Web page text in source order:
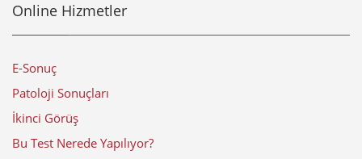
Online Hizmetler
E-Sonuç
Patoloji Sonuçları
İkinci Görüş
Bu Test Nerede Yapılıyor?